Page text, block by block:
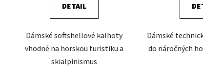
DETAIL
Dámské softshellové kalhoty
vhodné na horskou turistiku a
skialpinismus
Dámské
do náročných